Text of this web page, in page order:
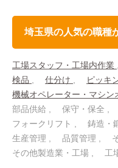
埼玉県の人気の職種
工場スタッフ・工場内作業
検品
仕分け
ピッキ
機械オペレーター・マシン
部品供給
保守・保全
フォークリフト
鋳造・
生産管理
品質管理
その他製造業・工場
工